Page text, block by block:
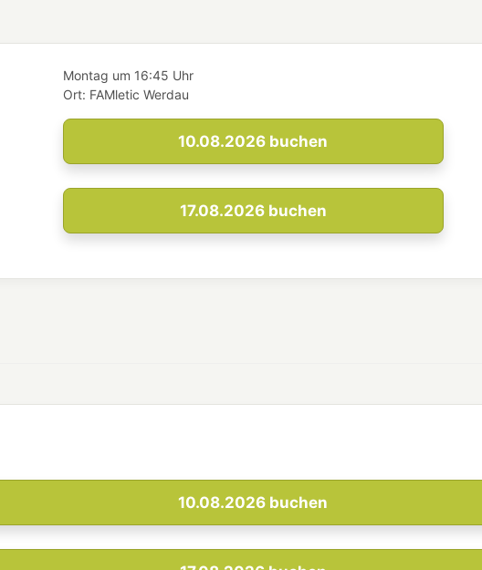
Montag um 16:45 Uhr
Ort: FAMletic Werdau
10.08.2026 buchen
17.08.2026buchen
10.08.2026 buchen